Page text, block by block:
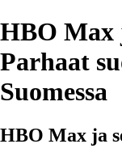
HBO Max
Parhaat
Suomessa
HBO Max ja